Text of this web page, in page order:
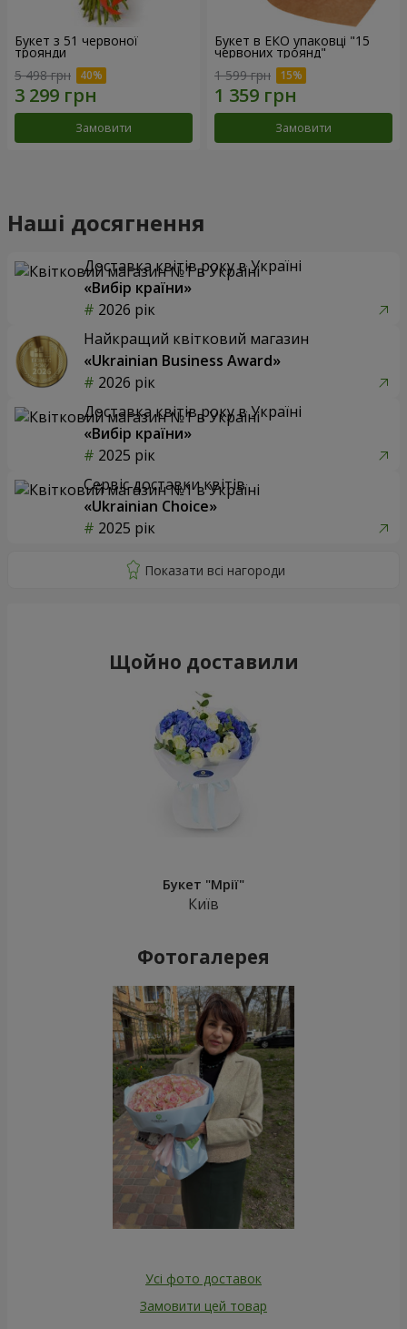
Букет з 51 червоної
троянди
5 498 грн
Замовити
Букет в ЕКО упаковці "15
червоних троянд"
1 599 грн
Замовити
Наші досягнення
Доставка квітів року в Україні
«Вибір країни»
2026 рік
Найкращий квітковий магазин
«Ukrainian Business Award»
2026 рік
Доставка квітів року в Україні
«Вибір країни»
2025 рік
Сервіс доставки квітів
«Ukrainian Choice»
2025 рік
Щойно доставили
Букет "Мрії"
Київ
Фотогалерея
Усі фото доставок
Замовити цей товар